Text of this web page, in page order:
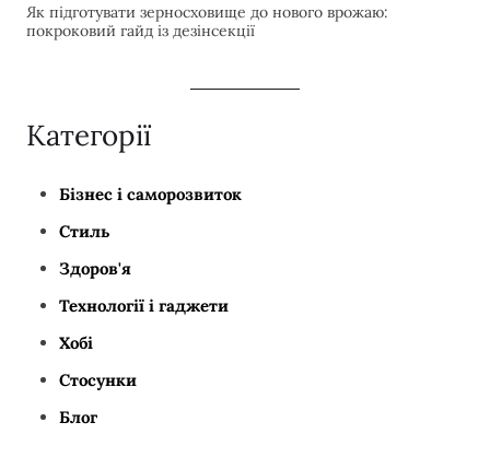
Як підготувати зерносховище до нового врожаю:
покроковий гайд із дезінсекції
Категорії
Бізнес і саморозвиток
Стиль
Здоров'я
Технології і гаджети
Хобі
Стосунки
Блог